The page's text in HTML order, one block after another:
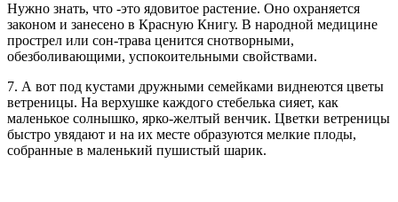
Нужно знать, что -это ядовитое растение. Оно охраняется
законом и занесено в Красную Книгу. В народной медицине
прострел или сон-трава ценится снотворными,
обезболивающими, успокоительными свойствами.
7. А вот под кустами дружными семейками виднеются цветы
ветреницы. На верхушке каждого стебелька сияет, как
маленькое солнышко, ярко-желтый венчик. Цветки ветреницы
быстро увядают и на их месте образуются мелкие плоды,
собранные в маленький пушистый шарик.